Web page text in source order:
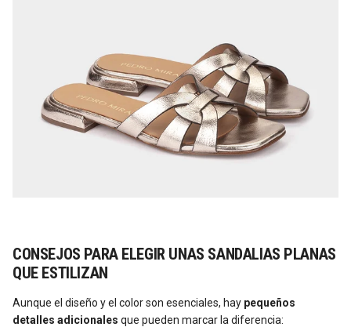
CONSEJOS PARA ELEGIR UNAS SANDALIAS PLANAS
QUE ESTILIZAN
Aunque el diseño y el color son esenciales, hay pequeños
detalles adicionales que pueden marcar la diferencia: